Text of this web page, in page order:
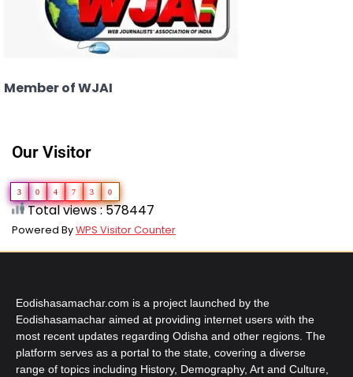
Member of WJAI
Our Visitor
3 0 4 7 3 0
Total views : 578447
Powered ByWPS Visitor Counter
Eodishasamachar.com is a project launched by the
Eodishasamachar aimed at providing internet users with the
most recent updates regarding Odisha and other regions. The
platform serves as a portal to the state, covering a diverse
range of topics including History, Demography, Art and Culture,